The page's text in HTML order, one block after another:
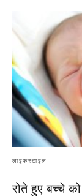
लाइफस्टाइल
रोते हुए बच्चे